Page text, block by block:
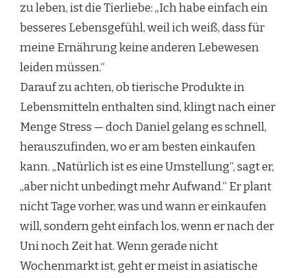
zu leben, ist die Tierliebe: „Ich habe einfach ein
besseres Lebensgefühl, weil ich weiß, dass für
meine Ernährung keine anderen Lebewesen
leiden müssen.“
Darauf zu achten, ob tierische Produkte in
Lebensmitteln enthalten sind, klingt nach einer
Menge Stress — doch Daniel gelang es schnell,
herauszufinden, wo er am besten einkaufen
kann. „Natürlich ist es eine Umstellung“, sagt er,
„aber nicht unbedingt mehr Aufwand.“ Er plant
nicht Tage vorher, was und wann er einkaufen
will, sondern geht einfach los, wenn er nach der
Uni noch Zeit hat. Wenn gerade nicht
Wochenmarkt ist, geht er meist in asiatische